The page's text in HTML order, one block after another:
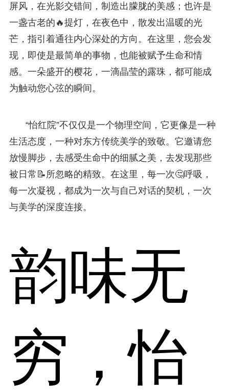
屏风，在光影交错间，制造出朦胧的美感；也许是
一盏古老的🔥提灯，在夜色中，散发出温暖的光
芒，指引着通往内心深处的方向。在这里，您会发
现，即使是最简单的事物，也能被赋予生命和情
感。一朵盛开的樱花，一滴晶莹的露珠，都可能成
为触动您心弦的瞬间。
“怡红院”不仅仅是一个物理空间，它更像是一种
生活态度，一种对东方传统美学的致敬。它邀请您
放慢脚步，去感受生命中的细腻之美，去发现那些
被日常📝所忽略的精致。在这里，每一次🤔呼吸，
每一次凝视，都成为一次与自己对话的契机，一次
与美学的深度连接。
韵味无
穷，怡